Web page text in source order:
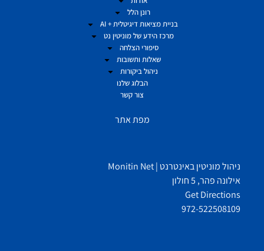
רונן הלל
בניית מציאות דיגיטלית + AI
מרכז הידע של מוניטין נט
סיפורי הצלחה
שאלות ותשובות
ניהול ביקורות
הבלוג שלנו
צור קשר
מפת אתר
ניהול מוניטין באינטרנט | Monitin Net
אילונה פהר, 5 חולון
Get Directions
972-522508109